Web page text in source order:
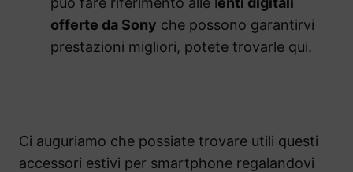
offerte da Sony che possono garantirvi
prestazioni migliori, potete trovarle qui.
Ci auguriamo che possiate trovare utili questi
accessori estivi per smartphone regalandovi